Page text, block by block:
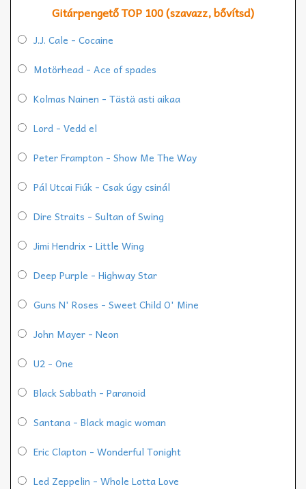
Gitárpengető TOP 100 (szavazz, bővítsd)
J.J. Cale - Cocaine
Motörhead - Ace of spades
Kolmas Nainen - Tästä asti aikaa
Lord - Vedd el
Peter Frampton - Show Me The Way
Pál Utcai Fiúk - Csak úgy csinál
Dire Straits - Sultan of Swing
Jimi Hendrix - Little Wing
Deep Purple - Highway Star
Guns N' Roses - Sweet Child O' Mine
John Mayer - Neon
U2 - One
Black Sabbath - Paranoid
Santana - Black magic woman
Eric Clapton - Wonderful Tonight
Led Zeppelin - Whole Lotta Love